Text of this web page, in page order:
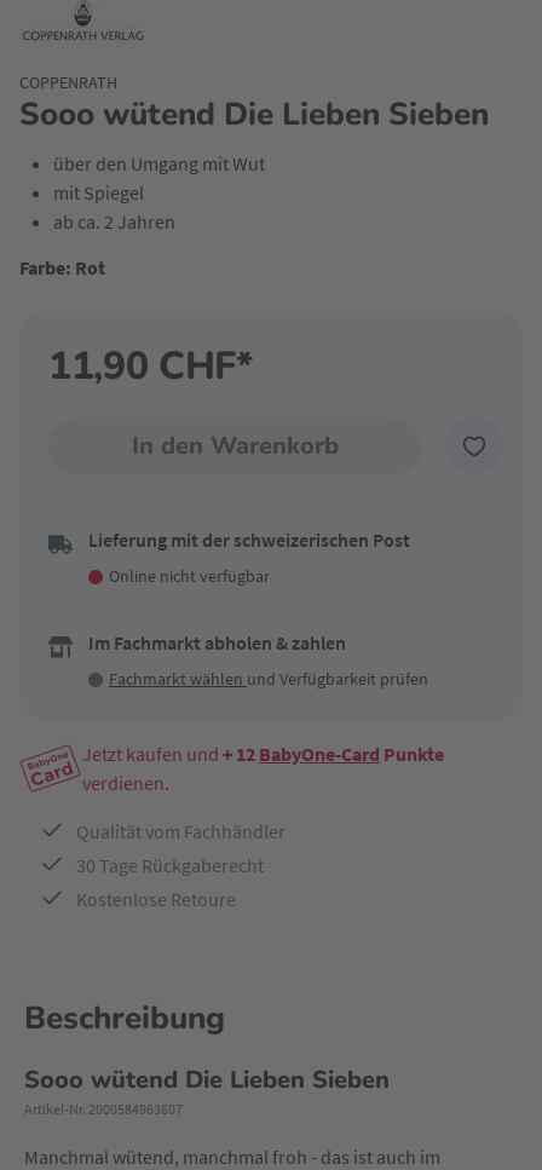
Sooo wütend Die Lieben Sieben
COPPENRATH
über den Umgang mit Wut
mit Spiegel
ab ca. 2 Jahren
Farbe: Rot
11,90 CHF*
In den Warenkorb
Lieferung mit der schweizerischen Post
Online nicht verfügbar
Im Fachmarkt abholen & zahlen
Fachmarkt wählen und Verfügbarkeit prüfen
Jetzt kaufen und + 12 BabyOne-Card Punkte
verdienen.
Qualität vom Fachhändler
30 Tage Rückgaberecht
Kostenlose Retoure
Beschreibung
Sooo wütend Die Lieben Sieben
Artikel-Nr. 2000584963607
Manchmal wütend, manchmal froh - das ist auch im